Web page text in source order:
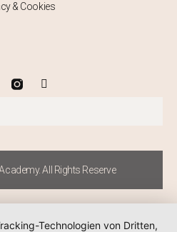
& Cookies
All Rights Reserve
Technologien von Dritten,